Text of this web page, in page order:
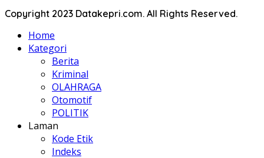
Copyright 2023 Datakepri.com. All Rights Reserved.
Home
Kategori
Berita
Kriminal
OLAHRAGA
Otomotif
POLITIK
Laman
Kode Etik
Indeks